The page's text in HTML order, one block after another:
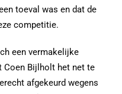
toeval was en dat de
competitie.
een vermakelijke
Coen Bijlholt het net te
afgekeurd wegens